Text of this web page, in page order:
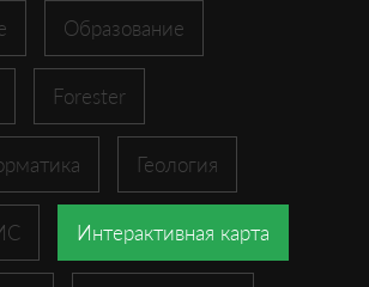
Образование
Forester
Геология
Интерактивная карта